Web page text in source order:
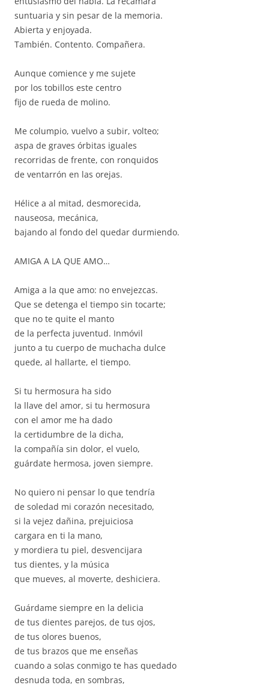
suntuaria y sin pesar de la memoria.
Abierta y enjoyada.
También. Contento. Compañera.
Aunque comience y me sujete
por los tobillos este centro
fijo de rueda de molino.
Me columpio, vuelvo a subir, volteo;
aspa de graves órbitas iguales
recorridas de frente, con ronquidos
de ventarrón en las orejas.
Hélice a al mitad, desmorecida,
nauseosa, mecánica,
bajando al fondo del quedar durmiendo.
AMIGA A LA QUE AMO…
Amiga a la que amo: no envejezcas.
Que se detenga el tiempo sin tocarte;
que no te quite el manto
de la perfecta juventud. Inmóvil
junto a tu cuerpo de muchacha dulce
quede, al hallarte, el tiempo.
Si tu hermosura ha sido
la llave del amor, si tu hermosura
con el amor me ha dado
la certidumbre de la dicha,
la compañía sin dolor, el vuelo,
guárdate hermosa, joven siempre.
No quiero ni pensar lo que tendría
de soledad mi corazón necesitado,
si la vejez dañina, prejuiciosa
cargara en ti la mano,
y mordiera tu piel, desvencijara
tus dientes, y la música
que mueves, al moverte, deshiciera.
Guárdame siempre en la delicia
de tus dientes parejos, de tus ojos,
de tus olores buenos,
de tus brazos que me enseñas
cuando a solas conmigo te has quedado
desnuda toda, en sombras,